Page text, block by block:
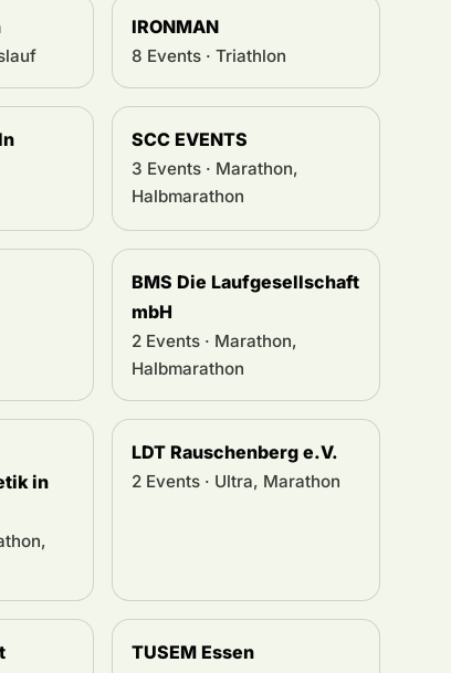
IRONMAN
8 Events · Triathlon
SCC EVENTS
3 Events · Marathon,
Halbmarathon
BMS Die Laufgesellschaft
mbH
2 Events · Marathon,
Halbmarathon
in
LDT Rauschenberg e.V.
2 Events · Ultra, Marathon
TUSEM Essen